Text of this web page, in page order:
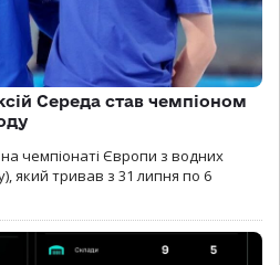
Середа став чемпіоном
чемпіонаті Європи з водних
який тривав з 31 липня по 6